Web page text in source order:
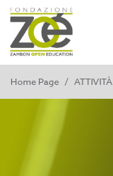
Home Page / ATTIVITÀ